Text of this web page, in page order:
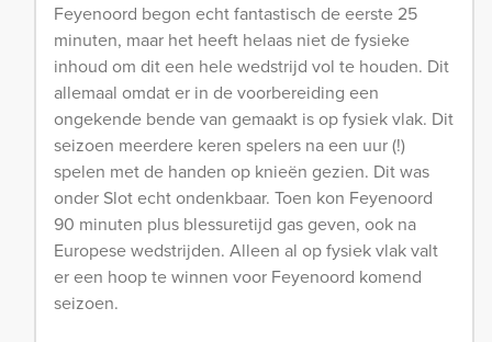
Feyenoord begon echt fantastisch de eerste 25
minuten, maar het heeft helaas niet de fysieke
inhoud om dit een hele wedstrijd vol te houden. Dit
allemaal omdat er in de voorbereiding een
ongekende bende van gemaakt is op fysiek vlak. Dit
seizoen meerdere keren spelers na een uur (!)
spelen met de handen op knieën gezien. Dit was
onder Slot echt ondenkbaar. Toen kon Feyenoord
90 minuten plus blessuretijd gas geven, ook na
Europese wedstrijden. Alleen al op fysiek vlak valt
er een hoop te winnen voor Feyenoord komend
seizoen.